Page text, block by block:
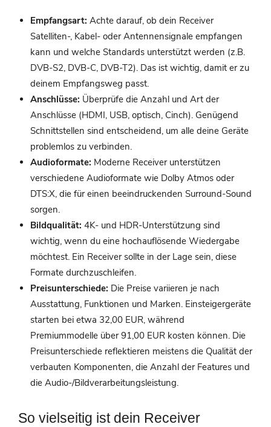
Empfangsart: Achte darauf, ob dein Receiver
Satelliten-, Kabel- oder Antennensignale empfangen
kann und welche Standards unterstützt werden (z.B.
DVB-S2, DVB-C, DVB-T2). Das ist wichtig, damit er zu
deinem Empfangsweg passt.
Anschlüsse: Überprüfe die Anzahl und Art der
Anschlüsse (HDMI, USB, optisch, Cinch). Genügend
Schnittstellen sind entscheidend, um alle deine Geräte
problemlos zu verbinden.
Audioformate: Moderne Receiver unterstützen
verschiedene Audioformate wie Dolby Atmos oder
DTS:X, die für einen beeindruckenden Surround-Sound
sorgen.
Bildqualität: 4K- und HDR-Unterstützung sind
wichtig, wenn du eine hochauflösende Wiedergabe
möchtest. Ein Receiver sollte in der Lage sein, diese
Formate durchzuschleifen.
Preisunterschiede: Die Preise variieren je nach
Ausstattung, Funktionen und Marken. Einsteigergeräte
starten bei etwa 32,00 EUR, während
Premiummodelle über 91,00 EUR kosten können. Die
Preisunterschiede reflektieren meistens die Qualität der
verbauten Komponenten, die Anzahl der Features und
die Audio-/Bildverarbeitungsleistung.
So vielseitig ist dein Receiver